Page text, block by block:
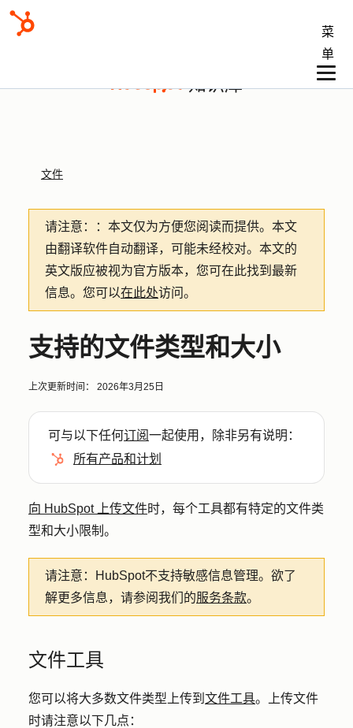
菜
单
知识库
文件
请注意： ：本文仅为方便您阅读而提供。 本文
由翻译软件自动翻译，可能未经校对。本文的
英文版应被视为官方版本，您可在此找到最新
信息。您可以在此处访问。
支持的文件类型和大小
上次更新时间： 2026年3月25日
可与以下任何订阅一起使用，除非另有说明：
所有产品和计划
向 HubSpot 上传文件时，每个工具都有特定的文件类
型和大小限制。
请注意：
HubSpot不支持敏感信息管理。欲了
解更多信息，请参阅我们的服务条款。
文件工具
您可以将大多数文件类型上传到 文件工具。上传文件
时请注意以下几点：